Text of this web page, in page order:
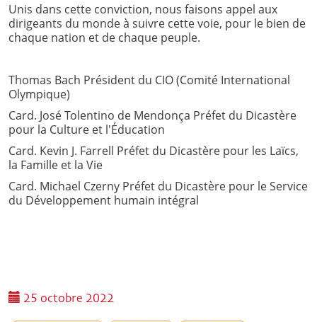
Unis dans cette conviction, nous faisons appel aux
dirigeants du monde à suivre cette voie, pour le bien de
chaque nation et de chaque peuple.
Thomas Bach Président du CIO (Comité International
Olympique)
Card. José Tolentino de Mendonça Préfet du Dicastère
pour la Culture et l'Éducation
Card. Kevin J. Farrell Préfet du Dicastère pour les Laïcs,
la Famille et la Vie
Card. Michael Czerny Préfet du Dicastère pour le Service
du Développement humain intégral
25 octobre 2022